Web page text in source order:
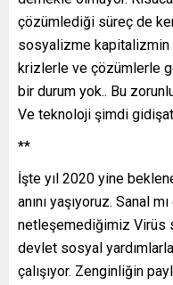
çözümlediği süreç de
sosyalizme kapitalizmin
krizlerle ve çözümlerle
bir durum yok.. Bu
Ve teknoloji şimdi
**
İşte yıl 2020 yine
anını yaşıyoruz. Sanal
netleşemediğimiz Virüs
devlet sosyal
çalışıyor. Zenginliğin